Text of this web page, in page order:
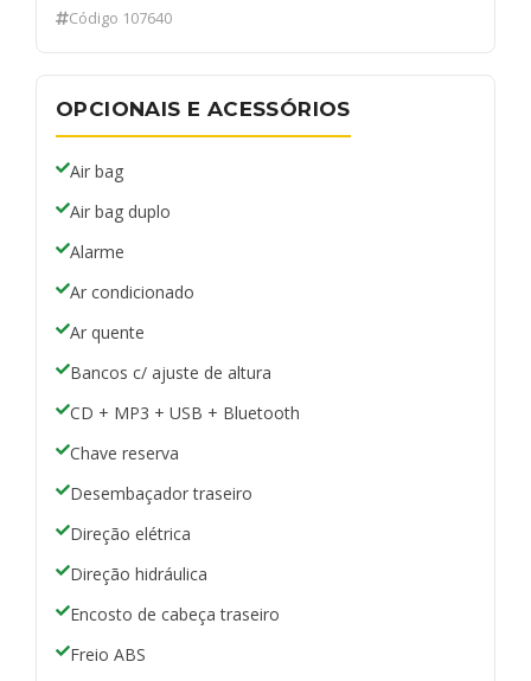
Código 107640
OPCIONAIS E ACESSÓRIOS
Air bag
Air bag duplo
Alarme
Ar condicionado
Ar quente
Bancos c/ ajuste de altura
CD + MP3 + USB + Bluetooth
Chave reserva
Desembaçador traseiro
Direção elétrica
Direção hidráulica
Encosto de cabeça traseiro
Freio ABS